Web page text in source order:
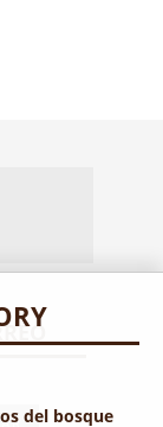
del bosque